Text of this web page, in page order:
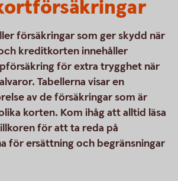
försäkringar som ger skydd när
kreditkorten innehåller
för extra trygghet när
Tabellerna visar en
av de försäkringar som är
korten. Kom ihåg att alltid läsa
för att ta reda på
för ersättning och begränsningar